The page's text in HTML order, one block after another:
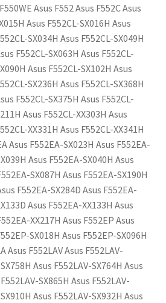
Asus F552 Asus F552C Asus
Asus F552CL-SX016H Asus
SX034H Asus F552CL-SX049H
F552CL-SX063H Asus F552CL-
Asus F552CL-SX102H Asus
SX236H Asus F552CL-SX368H
F552CL-SX375H Asus F552CL-
Asus F552CL-XX303H Asus
XX331H Asus F552CL-XX341H
Asus F552EA-SX023H Asus F552EA-
Asus F552EA-SX040H Asus
SX087H Asus F552EA-SX190H
F552EA-SX284D Asus F552EA-
Asus F552EA-XX133H Asus
XX217H Asus F552EP Asus
SX018H Asus F552EP-SX096H
Asus F552LAV Asus F552LAV-
Asus F552LAV-SX764H Asus
SX865H Asus F552LAV-
Asus F552LAV-SX932H Asus